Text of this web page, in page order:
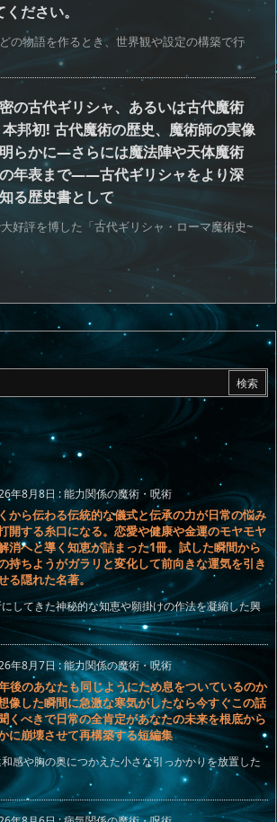
ださい。
の物語を作るとき、世界観や設定の構築で行
の古代ギリシャ、あるいは古代魔術
本邦初! 古代魔術の歴史、魔術師の実像
らかに―さらには魔法陣や天体魔術
年表まで――古代ギリシャをより深
る歴史書として
好評を博した「古代ギリシャ・ローマ魔術史~
年8月8日:能力関係の魔術・呪術
から伝わる伝統的な儀式と伝承の力が日常の悩み
開する糸口になる。恋愛や健康や金運のモヤモヤ
消へと導く知恵が詰まった1冊。試した瞬間から
持ちようがガラリと変化して前向きな運気を引き
る隠れた名著。
してきた神秘的な知恵や願掛けの作法を凝縮した興
年8月7日 :能力関係の魔術・呪術
後のあなたも同じようにため息をついているのか
像した瞬間に急激な寒気がしたなら今すぐこの話
くべきで日常の全肯定があなたの未来を根底から
に崩壊させて再構築する短編集
感や胸の奥につかえた小さな引っかかりを放置した